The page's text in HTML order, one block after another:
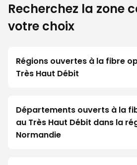
Recherchez la zone
votre choix
Régions ouvertes à la fibre
Très Haut Débit
Départements ouverts à la
au Très Haut Débit dans la
Normandie